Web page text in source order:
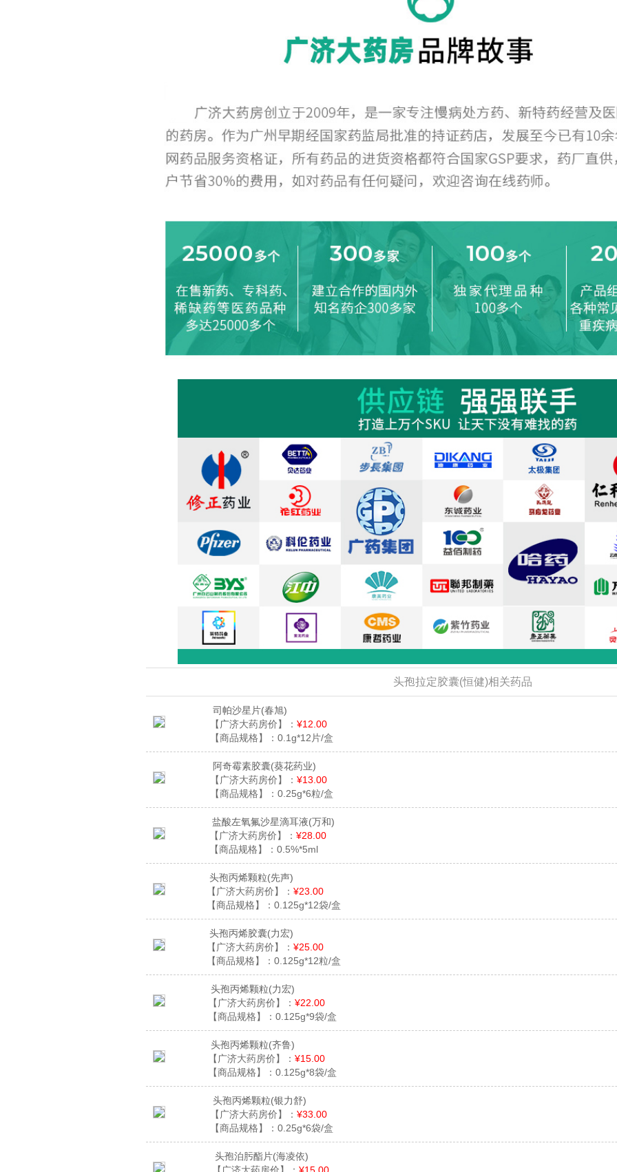
头孢拉定胶囊(恒健)相关药品
司帕沙星片(春旭)
【广济大药房价】： ¥12.00
【商品规格】： 0.1g*12片/盒
阿奇霉素胶囊(葵花药业)
【广济大药房价】： ¥13.00
【商品规格】： 0.25g*6粒/盒
盐酸左氧氟沙星滴耳液(万和)
【广济大药房价】： ¥28.00
【商品规格】： 0.5%*5ml
头孢丙烯颗粒(先声)
【广济大药房价】： ¥23.00
【商品规格】： 0.125g*12袋/盒
头孢丙烯胶囊(力宏)
【广济大药房价】： ¥25.00
【商品规格】： 0.125g*12粒/盒
头孢丙烯颗粒(力宏)
【广济大药房价】： ¥22.00
【商品规格】： 0.125g*9袋/盒
头孢丙烯颗粒(齐鲁)
【广济大药房价】： ¥15.00
【商品规格】： 0.125g*8袋/盒
头孢丙烯颗粒(银力舒)
【广济大药房价】： ¥33.00
【商品规格】： 0.25g*6袋/盒
头孢泊肟酯片(海凌依)